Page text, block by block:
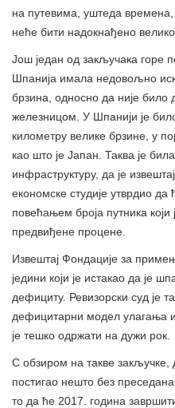
на путевима, уштеда времена,
неће бити надокнађено
Још један од закључака горе
Шпанија имала недовољно
брзина, односно да није
железницом. У Шпанији је
километру велике брзине, у
као што је Јапан. Таква је
инфраструктуру, да је
економске студије утврдио
повећањем броја путника
предвиђене процене.
Извештај Фондације за
једини који је истакао да је
дефициту. Ревизорски суд је
дефицитарни модел улагања
је тешко одржати на дужи рок.
С обзиром на такве закључке,
постигао нешто без
то да ће 2017. година